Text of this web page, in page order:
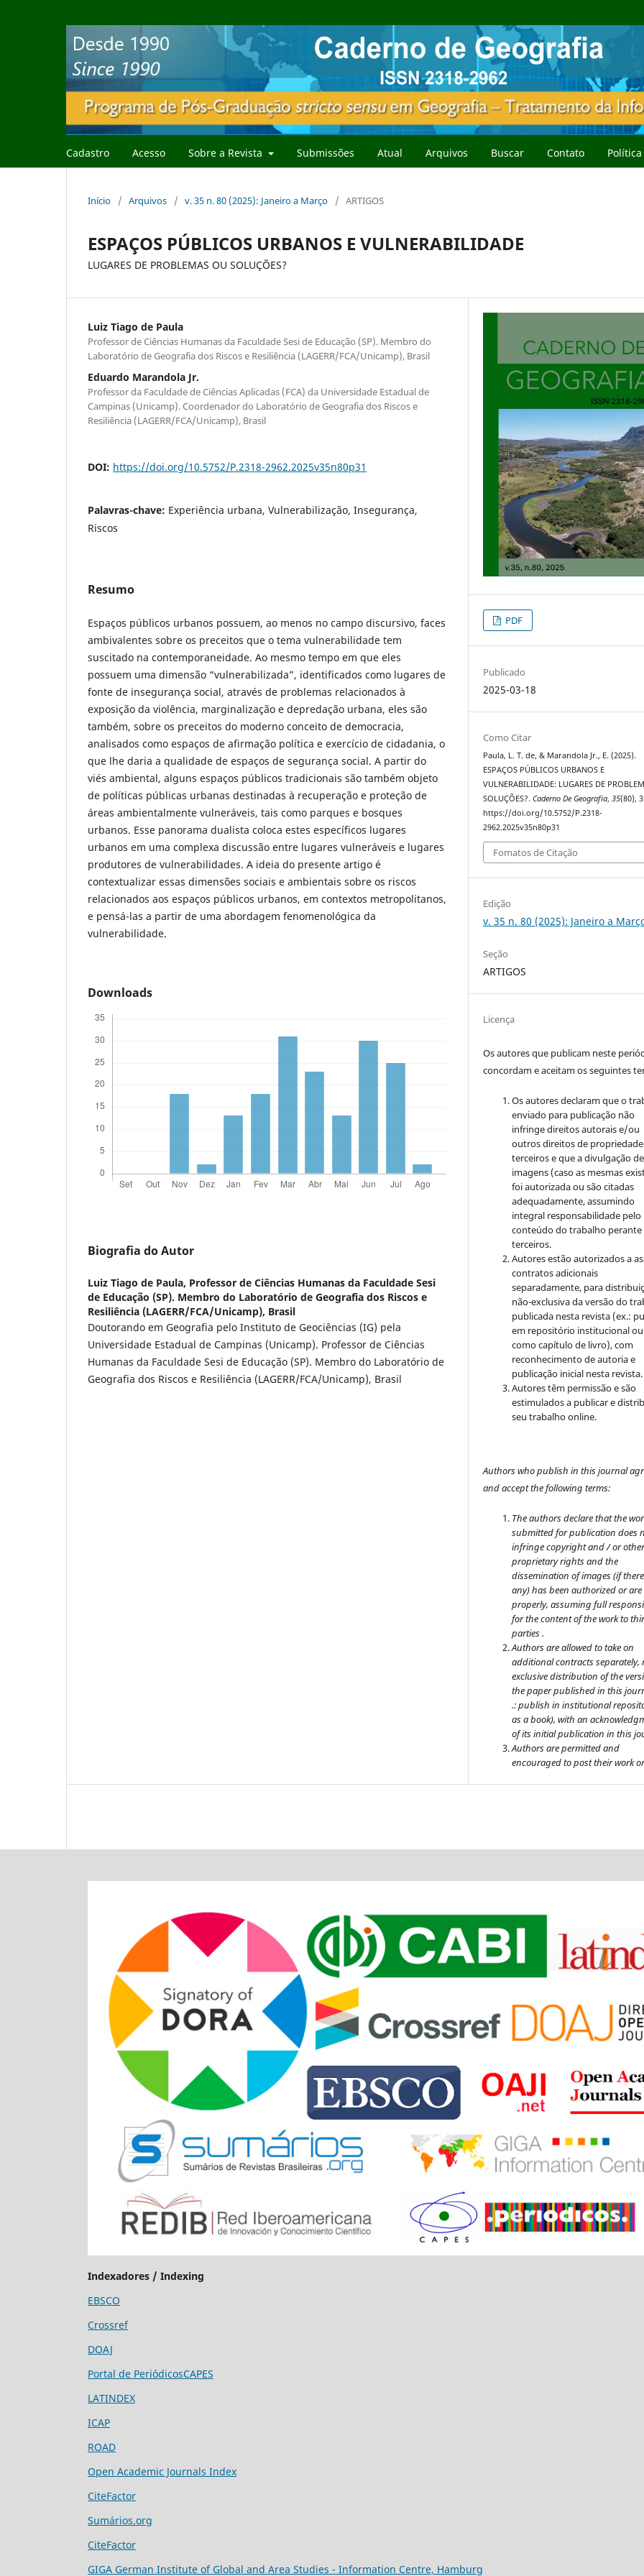
Cadastro Acesso Sobre a Revista Submissões Atual Arquivos Buscar Contato
Início / Arquivos / v. 35 n. 80 (2025): Janeiro a Março / ARTIGOS
ESPAÇOS PÚBLICOS URBANOS E VULNERABILIDADE
LUGARES DE PROBLEMAS OU SOLUÇÕES?
Luiz Tiago de Paula
Professor de Ciências Humanas da Faculdade Sesi de Educação (SP). Membro do
Laboratório de Geografia dos Riscos e Resiliência (LAGERR/FCA/Unicamp), Brasil
Eduardo Marandola Jr.
Professor da Faculdade de Ciências Aplicadas (FCA) da Universidade Estadual de
Campinas (Unicamp). Coordenador do Laboratório de Geografia dos Riscos e
Resiliência (LAGERR/FCA/Unicamp), Brasil
DOI: https://doi.org/10.5752/P.2318-2962.2025v35n80p31
Palavras-chave: Experiência urbana, Vulnerabilização, Insegurança,
Riscos
Resumo
Espaços públicos urbanos possuem, ao menos no campo discursivo, faces
ambivalentes sobre os preceitos que o tema vulnerabilidade tem
suscitado na contemporaneidade. Ao mesmo tempo em que eles
possuem uma dimensão “vulnerabilizada”, identificados como lugares de
fonte de insegurança social, através de problemas relacionados à
exposição da violência, marginalização e depredação urbana, eles são
também, sobre os preceitos do moderno conceito de democracia,
analisados como espaços de afirmação política e exercício de cidadania, o
que lhe daria a qualidade de espaços de segurança social. A partir do
viés ambiental, alguns espaços públicos tradicionais são também objeto
de políticas públicas urbanas destinadas à recuperação e proteção de
áreas ambientalmente vulneráveis, tais como parques e bosques
urbanos. Esse panorama dualista coloca estes específicos lugares
urbanos em uma complexa discussão entre lugares vulneráveis e lugares
produtores de vulnerabilidades. A ideia do presente artigo é
contextualizar essas dimensões sociais e ambientais sobre os riscos
relacionados aos espaços públicos urbanos, em contextos metropolitanos,
e pensá-las a partir de uma abordagem fenomenológica da
vulnerabilidade.
Downloads
Biografia do Autor
Luiz Tiago de Paula, Professor de Ciências Humanas da Faculdade Sesi
de Educação (SP). Membro do Laboratório de Geografia dos Riscos e
Resiliência (LAGERR/FCA/Unicamp), Brasil
Doutorando em Geografia pelo Instituto de Geociências (IG) pela
Universidade Estadual de Campinas (Unicamp). Professor de Ciências
Humanas da Faculdade Sesi de Educação (SP). Membro do Laboratório de
Geografia dos Riscos e Resiliência (LAGERR/FCA/Unicamp), Brasil
PDF
Publicado
2025-03-18
Como Citar
Paula, L. T. de, & Marandola Jr., E. (2025).
ESPAÇOS PÚBLICOS URBANOS E
VULNERABILIDADE: LUGARES DE
SOLUÇÕES?.Caderno De Geografia,35(80),
https://doi.org/10.5752/P.2318-
2962.2025v35n80p31
Fomatos de Citação
Edição
v. 35 n. 80 (2025): Janeiro a
Seção
ARTIGOS
Licença
Os autores que publicam neste
concordam e aceitam os seguintes
Os autores declaram que o
enviado para publicação não
infringe direitos autorais e/ou
outros direitos de
terceiros e que a divulgação de
imagens (caso as mesmas
foi autorizada ou são citadas
adequadamente, assumindo
integral responsabilidade pelo
conteúdo do trabalho perante
terceiros.
Autores estão autorizados a
contratos adicionais
separadamente, para
não-exclusiva da versão do
publicada nesta revista (ex.:
em repositório institucional ou
como capítulo de livro), com
reconhecimento de autoria e
publicação inicial nesta revista.
Autores têm permissão e são
estimulados a publicar e
seu trabalho online.
Authors who publish in this journal
and accept the following terms:
The authors declare that the
submitted for publication does
infringe copyright and / or
proprietary rights and the
dissemination of images (if
any) has been authorized or are
properly, assuming full
for the content of the work to
parties .
Authors are allowed to take on
additional contracts separately,
exclusive distribution of the
the paper published in this
.: publish in institutional
as a book), with an
of its initial publication in this
Authors are permitted and
encouraged to post their work
Indexadores / Indexing
EBSCO
Crossref
DOAJ
Portal de PeriódicosCAPES
LATINDEX
ICAP
ROAD
Open Academic Journals Index
CiteFactor
Sumários.org
CiteFactor
GIGA German Institute of Global and Area Studies - Information Centre, Hamburg